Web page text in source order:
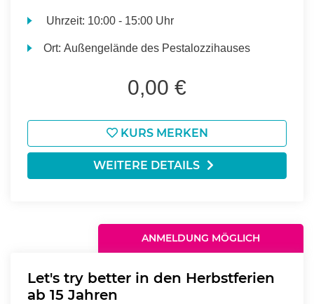
Uhrzeit: 10:00 - 15:00 Uhr
Ort:Außengelände des Pestalozzihauses
0,00 €
KURS MERKEN
WEITERE DETAILS
ANMELDUNG MÖGLICH
Let's try better in den Herbstferien
ab 15 Jahren